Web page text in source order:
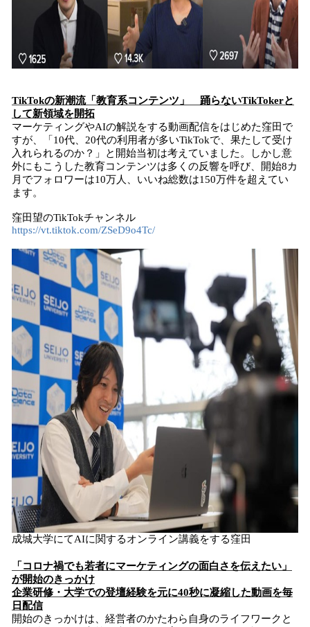
TikTokの新潮流「教育系コンテンツ」 踊らないTikTokerと
して新領域を開拓
マーケティングやAIの解説をする動画配信をはじめた窪田で
すが、「10代、20代の利用者が多いTikTokで、果たして受け
入れられるのか？」と開始当初は考えていました。しかし意
外にもこうした教育コンテンツは多くの反響を呼び、開始8カ
月でフォロワーは10万人、いいね総数は150万件を超えてい
ます。
窪田望のTikTokチャンネル
https://vt.tiktok.com/ZSeD9o4Tc/
成城大学にてAIに関するオンライン講義をする窪田
「コロナ禍でも若者にマーケティングの面白さを伝えたい」
が開始のきっかけ
企業研修・大学での登壇経験を元に40秒に凝縮した動画を毎
日配信
開始のきっかけは、経営者のかたわら自身のライフワークと